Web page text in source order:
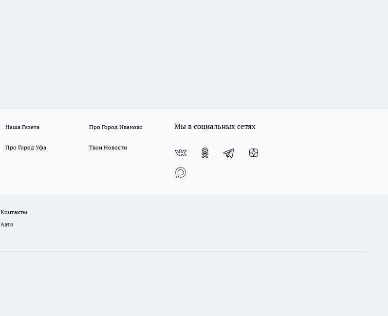
Наша Газета Про Город Иваново
Про Город Уфа Твои Новости
Мы в социальных сетях
Контакты
Авто